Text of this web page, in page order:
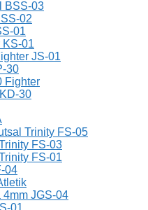
BSS-03
02
01
KS-01
JS-01
30
Fighter
30
Trinity FS-05
FS-03
FS-01
04
JGS-04
01